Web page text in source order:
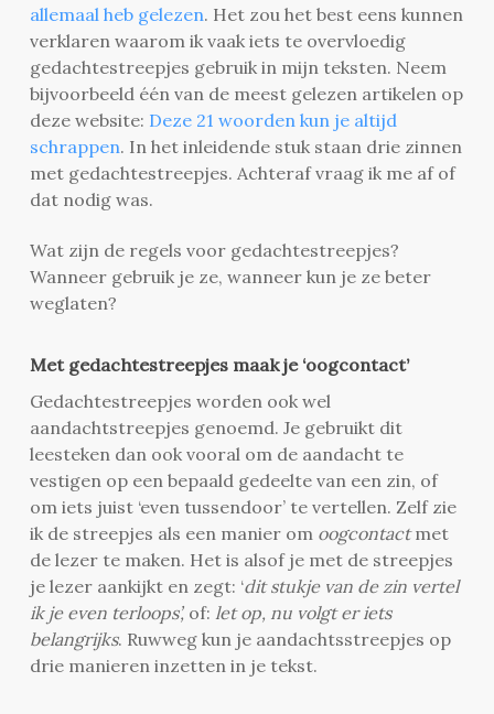
allemaal heb gelezen. Het zou het best eens kunnen
verklaren waarom ik vaak iets te overvloedig
gedachtestreepjes gebruik in mijn teksten. Neem
bijvoorbeeld één van de meest gelezen artikelen op
deze website: Deze 21 woorden kun je altijd
schrappen. In het inleidende stuk staan drie zinnen
met gedachtestreepjes. Achteraf vraag ik me af of
dat nodig was.
Wat zijn de regels voor gedachtestreepjes?
Wanneer gebruik je ze, wanneer kun je ze beter
weglaten?
Met gedachtestreepjes maak je ‘oogcontact’
Gedachtestreepjes worden ook wel
aandachtstreepjes genoemd. Je gebruikt dit
leesteken dan ook vooral om de aandacht te
vestigen op een bepaald gedeelte van een zin, of
om iets juist ‘even tussendoor’ te vertellen. Zelf zie
ik de streepjes als een manier om oogcontactmet
de lezer te maken. Het is alsof je met de streepjes
je lezer aankijkt en zegt: ‘dit stukje van de zin vertel
ik je even terloops’, of: let op, nu volgt er iets
belangrijks. Ruwweg kun je aandachtsstreepjes op
drie manieren inzetten in je tekst.